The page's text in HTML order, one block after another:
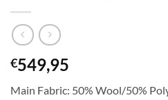
€549,95
Main Fabric: 50% Wool/50%